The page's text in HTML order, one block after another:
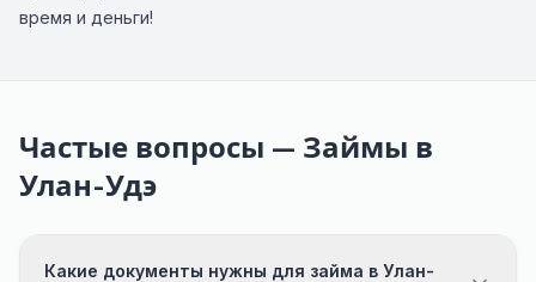
время и деньги!
Частые вопросы — Займы в
Улан-Удэ
Какие документы нужны для займа в Улан-